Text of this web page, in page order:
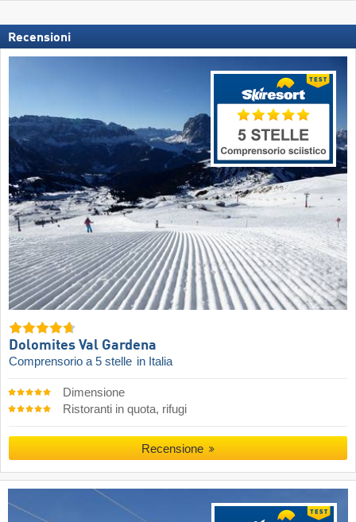
Recensioni
Dolomites Val Gardena
Comprensorio a 5 stelle in Italia
Dimensione
Ristoranti in quota, rifugi
Recensione